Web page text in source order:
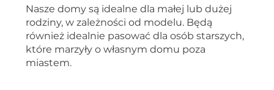
Nasze domy są idealne dla małej lub dużej
rodziny, w zależności od modelu. Będą
również idealnie pasować dla osób starszych,
które marzyły o własnym domu poza
miastem.